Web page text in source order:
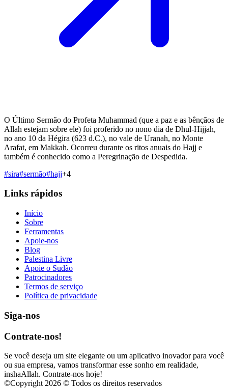
O Último Sermão do Profeta Muhammad (que a paz e as bênçãos de
Allah estejam sobre ele) foi proferido no nono dia de Dhul-Hijjah,
no ano 10 da Hégira (623 d.C.), no vale de Uranah, no Monte
Arafat, em Makkah. Ocorreu durante os ritos anuais do Hajj e
também é conhecido como a Peregrinação de Despedida.
#sira#sermão#hajj+4
Links rápidos
Início
Sobre
Ferramentas
Apoie-nos
Blog
Palestina Livre
Apoie o Sudão
Patrocinadores
Termos de serviço
Política de privacidade
Siga-nos
Contrate-nos!
Se você deseja um site elegante ou um aplicativo inovador para você
ou sua empresa, vamos transformar esse sonho em realidade,
inshaAllah. Contrate-nos hoje!
©Copyright 2026 © Todos os direitos reservados